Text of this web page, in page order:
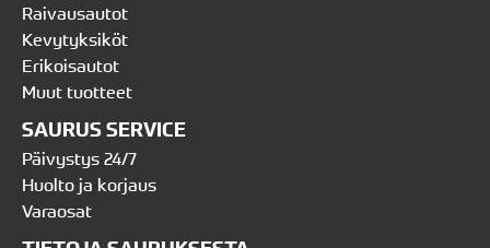
Raivausautot
Kevytyksiköt
Erikoisautot
Muut tuotteet
SAURUS SERVICE
Päivystys 24/7
Huolto ja korjaus
Varaosat